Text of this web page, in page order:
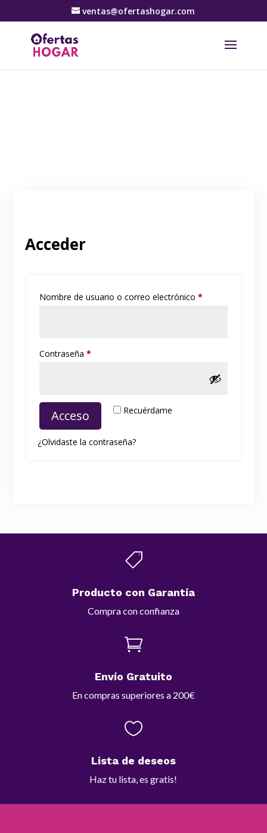
ventas@ofertashogar.com
Acceder
Nombre de usuario o correo electrónico*
Contraseña*
Recuérdame
Acceso
¿Olvidaste la contraseña?

Producto con Garantía
Compra con confianza

Envío Gratuito
En compras superiores a 200€

Lista de deseos
Haz tu lista, es gratis!